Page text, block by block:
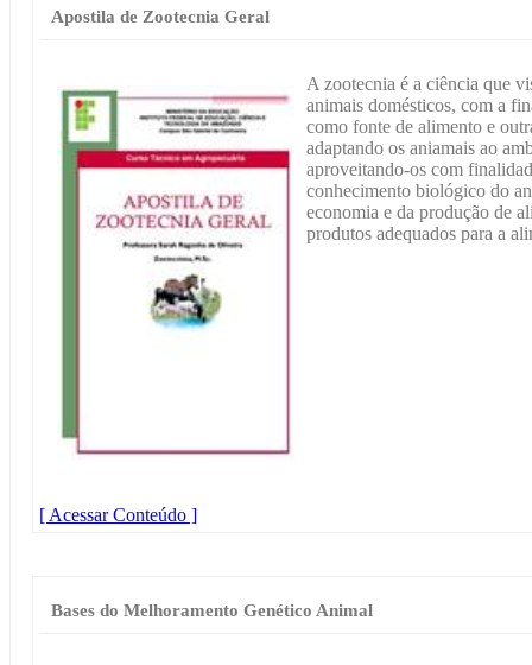
Apostila de Zootecnia Geral
A zootecnia é a ciência que
animais domésticos, com a
como fonte de alimento e
adaptando os aniamais ao
aproveitando-os com
conhecimento biológico do
economia e da produção de
produtos adequados para a
[ Acessar Conteúdo ]
Bases do Melhoramento Genético Animal